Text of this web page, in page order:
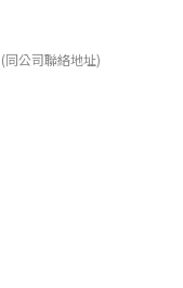
(同公司聯絡地址)